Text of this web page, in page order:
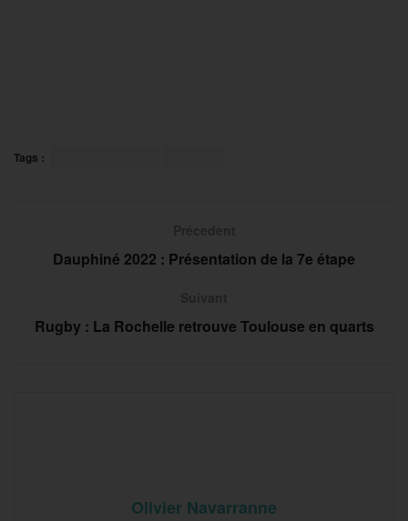
Tags :
Dauphiné 2022 : Présentation de la 7e étape
Rugby : La Rochelle retrouve Toulouse en quarts
Olivier Navarranne